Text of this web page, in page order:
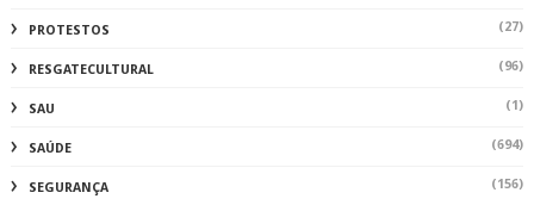
PROTESTOS (27)
RESGATECULTURAL (96)
SAU (1)
SAÚDE (694)
SEGURANÇA (156)